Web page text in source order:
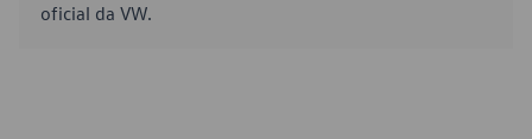
oficial da VW.